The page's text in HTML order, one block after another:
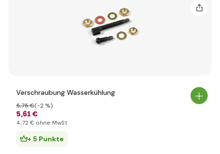
Verschraubung Wasserkühlung
5,61 €
5,75 €(-2 %)
4,72 € ohne MwSt
+ 5 Punkte